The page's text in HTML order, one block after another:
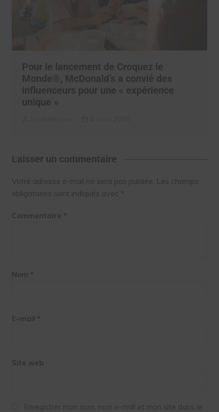
Pour le lancement de Croquez le
Monde®, McDonald’s a convié des
influenceurs pour une « expérience
unique »
Laisser un commentaire
Votre adresse e-mail ne sera pas publiée. Les champs
obligatoires sont indiqués avec *
Commentaire *
Nom *
E-mail *
Site web
Enregistrer mon nom, mon e-mail et mon site dans le